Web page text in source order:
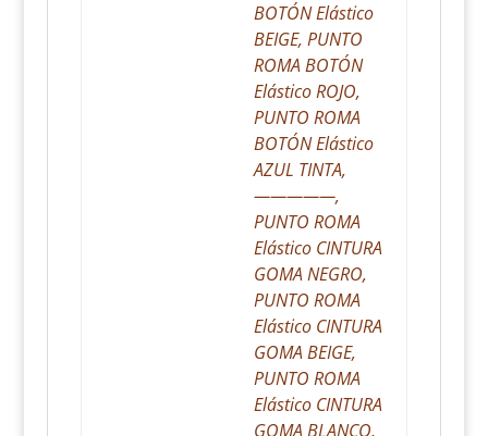
BOTÓN Elástico
BEIGE, PUNTO
ROMA BOTÓN
Elástico ROJO,
PUNTO ROMA
BOTÓN Elástico
AZUL TINTA,
—————,
PUNTO ROMA
Elástico CINTURA
GOMA NEGRO,
PUNTO ROMA
Elástico CINTURA
GOMA BEIGE,
PUNTO ROMA
Elástico CINTURA
GOMA BLANCO,